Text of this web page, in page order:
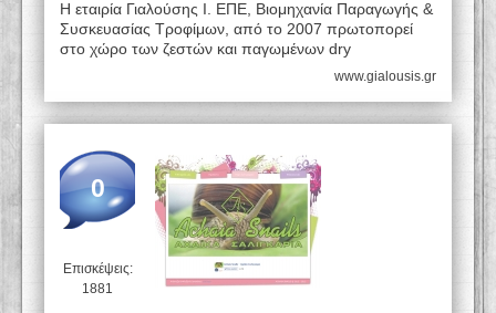
H εταιρία Γιαλούσης Ι. ΕΠΕ, Βιομηχανία Παραγωγής &
Συσκευασίας Τροφίμων, από το 2007 πρωτοπορεί
στο χώρο των ζεστών και παγωμένων dry
www.gialousis.gr
0
Επισκέψεις:
1881